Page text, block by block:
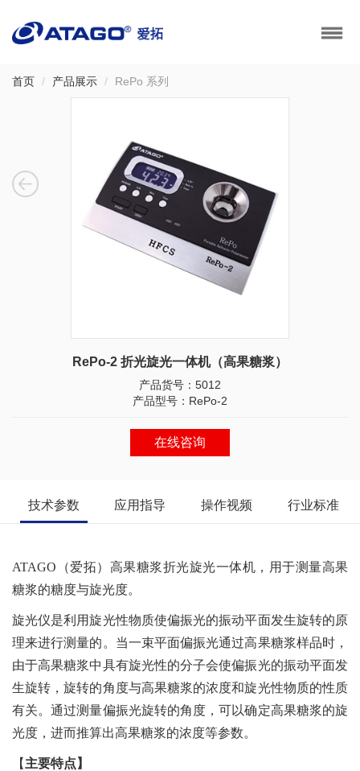
首页 产品展示 RePo 系列
RePo-2 折光旋光一体机（高果糖浆）
产品货号：5012
产品型号：RePo-2
在线咨询
技术参数 应用指导 操作视频 行业标准
ATAGO （爱拓）高果糖浆折光旋光一体机，用于测量高果
糖浆的糖度与旋光度。
旋光仪是利用旋光性物质使偏振光的振动平面发生旋转的原
理来进行测量的。当一束平面偏振光通过高果糖浆样品时，
由于高果糖浆中具有旋光性的分子会使偏振光的振动平面发
生旋转，旋转的角度与高果糖浆的浓度和旋光性物质的性质
有关。通过测量偏振光旋转的角度，可以确定高果糖浆的旋
光度，进而推算出高果糖浆的浓度等参数。
【 主要特点】